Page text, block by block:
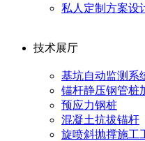
私人定制方案设
技术展厅
基坑自动监测系
锚杆静压钢管桩
预应力钢桩
混凝土抗拔锚杆
旋喷斜抛撑施工